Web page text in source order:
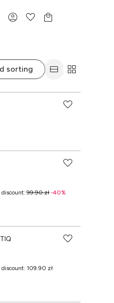
sorting
discount:99.90 zł-40%
discount: 109.90 zł